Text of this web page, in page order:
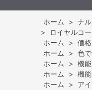
ホーム > ナ
>
ロイヤルコ
ホーム
> 価
ホーム
> 色
ホーム
> 機能
ホーム
> 機能
ホーム
> ア